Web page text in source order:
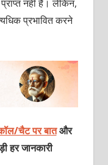
नहीं है। लेकिन,
प्रभावित करने
कॉल/चैट पर बात और
हर जानकारी